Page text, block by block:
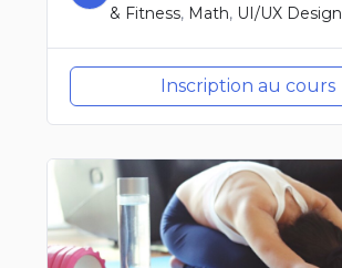
& Fitness, Math, UI/UX Design
Inscription au cours